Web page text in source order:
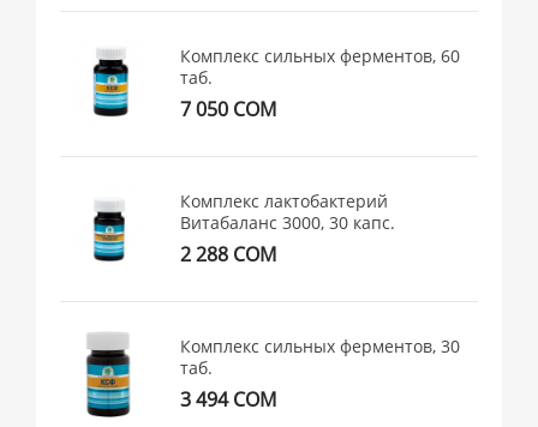
Комплекс сильных ферментов, 60
таб.
7 050 СОМ
Комплекс лактобактерий
Витабаланс 3000, 30 капс.
2 288 СОМ
Комплекс сильных ферментов, 30
таб.
3 494 СОМ